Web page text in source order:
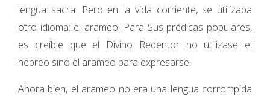
lengua sacra. Pero en la vida corriente, se utilizaba
otro idioma: el arameo. Para Sus prédicas populares,
es creíble que el Divino Redentor no utilizase el
hebreo sino el arameo para expresarse.
Ahora bien, el arameo no era una lengua corrompida